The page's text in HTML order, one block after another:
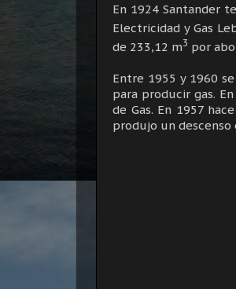
En 1924 Santander
Electricidad y Gas
de 233,12 m3 por
Entre 1955 y 1960
para producir gas.
de Gas. En 1957
produjo un